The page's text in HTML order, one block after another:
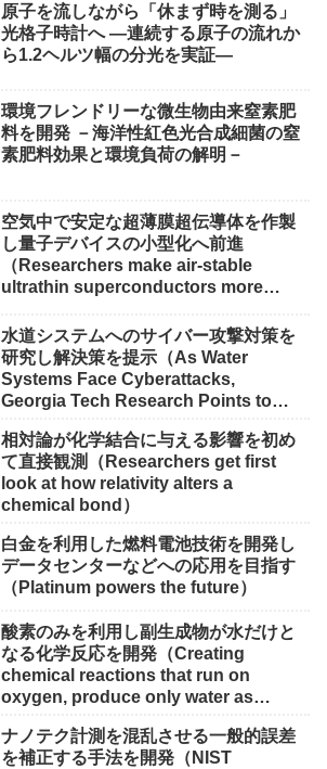
原子を流しながら「休まず時を測る」
光格子時計へ ―連続する原子の流れか
ら1.2ヘルツ幅の分光を実証―
環境フレンドリーな微生物由来窒素肥
料を開発 －海洋性紅色光合成細菌の窒
素肥料効果と環境負荷の解明－
空気中で安定な超薄膜超伝導体を作製
し量子デバイスの小型化へ前進
（Researchers make air-stable
ultrathin superconductors more
水道システムへのサイバー攻撃対策を
研究し解決策を提示（As Water
Systems Face Cyberattacks,
Georgia Tech Research Points to
相対論が化学結合に与える影響を初め
て直接観測（Researchers get first
look at how relativity alters a
chemical bond）
白金を利用した燃料電池技術を開発し
データセンターなどへの応用を目指す
（Platinum powers the future）
酸素のみを利用し副生成物が水だけと
なる化学反応を開発（Creating
chemical reactions that run on
oxygen, produce only water as
ナノテク計測を混乱させる一般的誤差
を補正する手法を開発（NIST